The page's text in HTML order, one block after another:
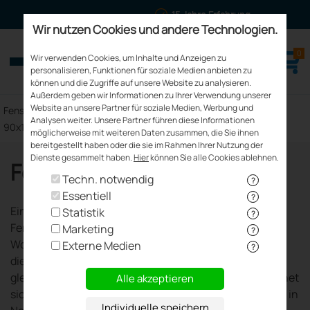
15 Jahre Erfahrung
meinfenster24.de
Fenster - Türen - Rollläden
0
Fenster Kaufen > Einbaufenster > Fenstermaße > Fenster
90x110cm
Fenster 90x110 cm
Ein Fenster in 90x110 cm verbindet eine ausgewogene
Fensterfläche mit vielseitigen Einsatzmöglichkeiten im
Wohnbereich. Mit 90 cm Breite und 110 cm Höhe bietet
dieses Format ausreichend Tageslicht und ermöglicht
gleichzeitig eine komfortable Belüftung. Die Größe eignet
sich für unterschiedliche Räume und lässt sich sowohl in
Wir nutzen Cookies und andere Technologien.
Wir verwenden Cookies, um Inhalte und Anzeigen zu
personalisieren, Funktionen für soziale Medien anbieten zu
können und die Zugriffe auf unsere Website zu analysieren.
Außerdem geben wir Informationen zu Ihrer Verwendung unserer
Website an unsere Partner für soziale Medien, Werbung und
Analysen weiter. Unsere Partner führen diese Informationen
möglicherweise mit weiteren Daten zusammen, die Sie ihnen
bereitgestellt haben oder die sie im Rahmen Ihrer Nutzung der
Dienste gesammelt haben.Hierkönnen Sie alle Cookies ablehnen.
Techn. notwendig ?
Essentiell ?
Statistik ?
Marketing ?
Externe Medien ?
Alle akzeptieren